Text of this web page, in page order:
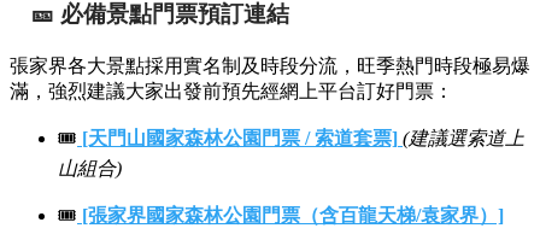
🎫 必備景點門票預訂連結
張家界各大景點採用實名制及時段分流，旺季熱門時段極易爆
滿，強烈建議大家出發前預先經網上平台訂好門票：
🎟️ [天門山國家森林公園門票 / 索道套票] (建議選索道上
山組合)
🎟️ [張家界國家森林公園門票（含百龍天梯/袁家界）]